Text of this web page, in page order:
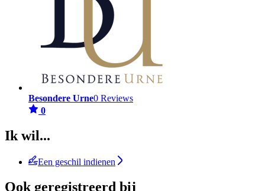
Besondere Urne0 Reviews
0
Ik wil...
Een geschil indienen
Ook geregistreerd bij